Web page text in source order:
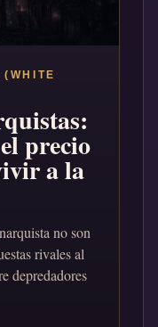
precio
a la
no son
rivales al
depredadores